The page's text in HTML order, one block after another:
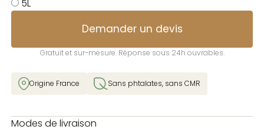
5L
Demander un devis
Gratuit et sur-mesure. Réponse sous 24h ouvrables.
Origine France Sans phtalates, sans CMR
Modes de livraison